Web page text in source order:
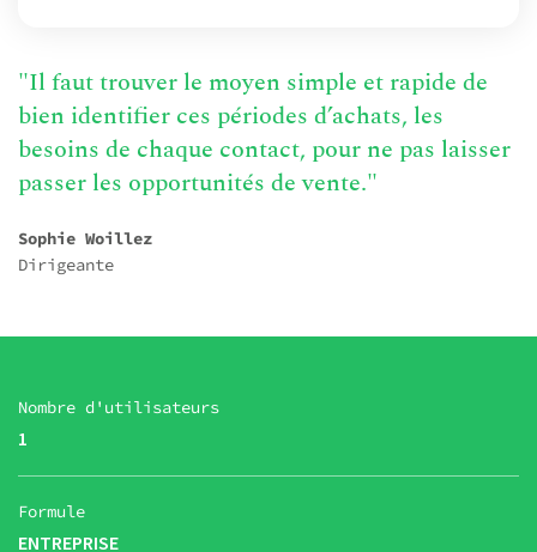
"Il faut trouver le moyen simple et rapide de
bien identifier ces périodes d’achats, les
besoins de chaque contact, pour ne pas laisser
passer les opportunités de vente."
Sophie Woillez
Dirigeante
Nombre d'utilisateurs
1
Formule
ENTREPRISE